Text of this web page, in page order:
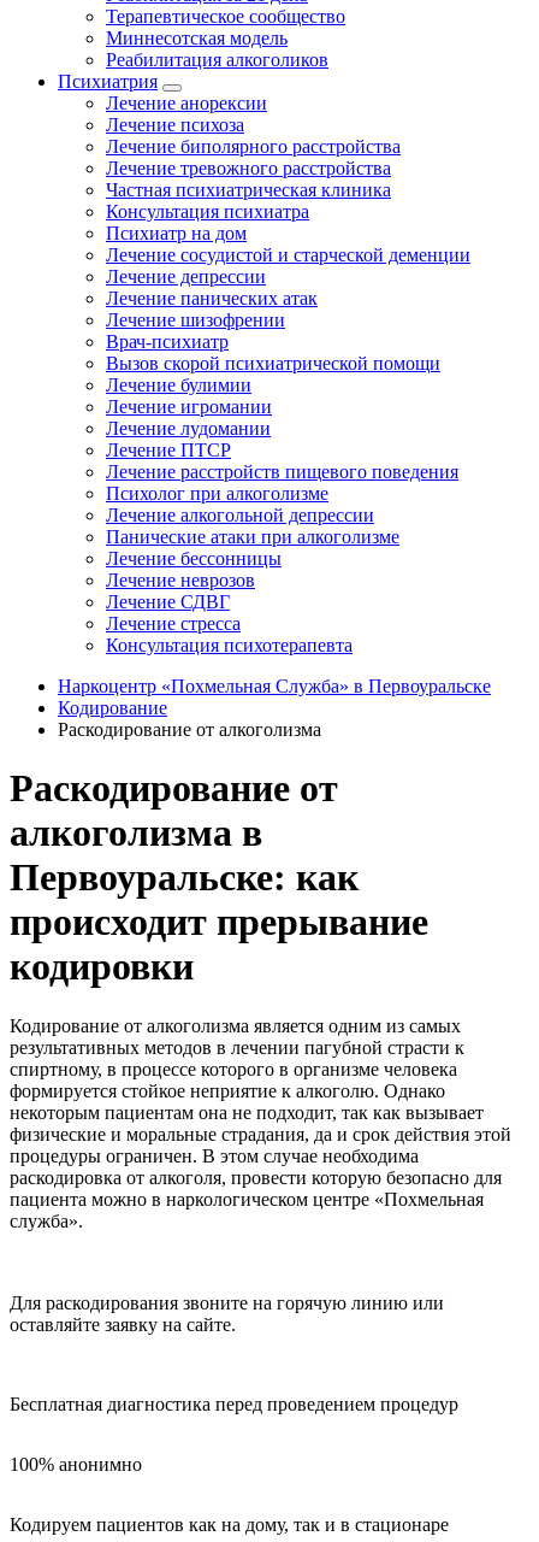
Терапевтическое сообщество
Миннесотская модель
Реабилитация алкоголиков
Психиатрия
Лечение анорексии
Лечение психоза
Лечение биполярного расстройства
Лечение тревожного расстройства
Частная психиатрическая клиника
Консультация психиатра
Психиатр на дом
Лечение сосудистой и старческой деменции
Лечение депрессии
Лечение панических атак
Лечение шизофрении
Врач-психиатр
Вызов скорой психиатрической помощи
Лечение булимии
Лечение игромании
Лечение лудомании
Лечение ПТСР
Лечение расстройств пищевого поведения
Психолог при алкоголизме
Лечение алкогольной депрессии
Панические атаки при алкоголизме
Лечение бессонницы
Лечение неврозов
Лечение СДВГ
Лечение стресса
Консультация психотерапевта
Наркоцентр «Похмельная Служба» в Первоуральске
Кодирование
Раскодирование от алкоголизма
Раскодирование от
алкоголизма в
Первоуральске: как
происходит прерывание
кодировки
Кодирование от алкоголизма является одним из самых
результативных методов в лечении пагубной страсти к
спиртному, в процессе которого в организме человека
формируется стойкое неприятие к алкоголю. Однако
некоторым пациентам она не подходит, так как вызывает
физические и моральные страдания, да и срок действия этой
процедуры ограничен. В этом случае необходима
раскодировка от алкоголя, провести которую безопасно для
пациента можно в наркологическом центре «Похмельная
служба».
Для раскодирования звоните на горячую линию или
оставляйте заявку на сайте.
Бесплатная диагностика перед проведением процедур
100% анонимно
Кодируем пациентов как на дому, так и в стационаре